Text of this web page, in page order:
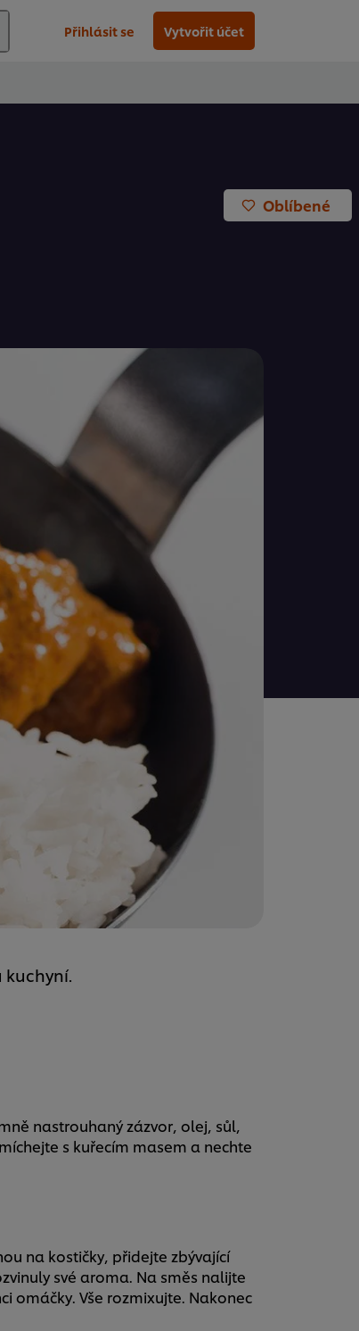
Přihlásit se Vytvořit účet
Oblíbené
nastrouhaný zázvor, olej, sůl,
s kuřecím masem a nechte
na kostičky, přidejte zbývající
své aroma. Na směs nalijte
omáčky. Vše rozmixujte. Nakonec